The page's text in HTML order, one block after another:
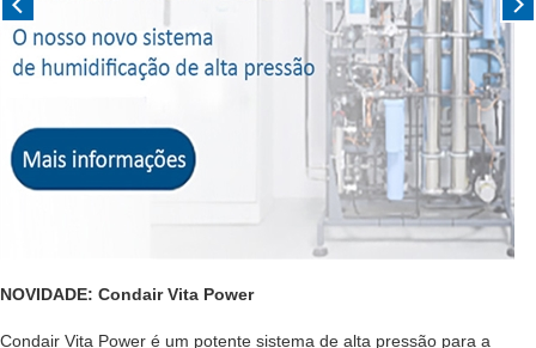
NOVIDADE: Condair Vita Power
Condair Vita Power é um potente sistema de alta pressão para a